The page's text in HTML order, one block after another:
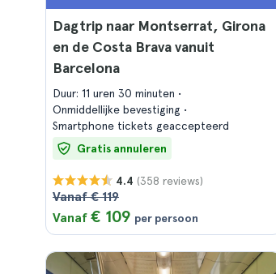
Dagtrip naar Montserrat, Girona
en de Costa Brava vanuit
Barcelona
Duur: 11 uren 30 minuten
Onmiddellijke bevestiging
Smartphone tickets geaccepteerd
Gratis annuleren
4.4 (358 reviews)
Vanaf € 119
Vanaf € 109 per persoon